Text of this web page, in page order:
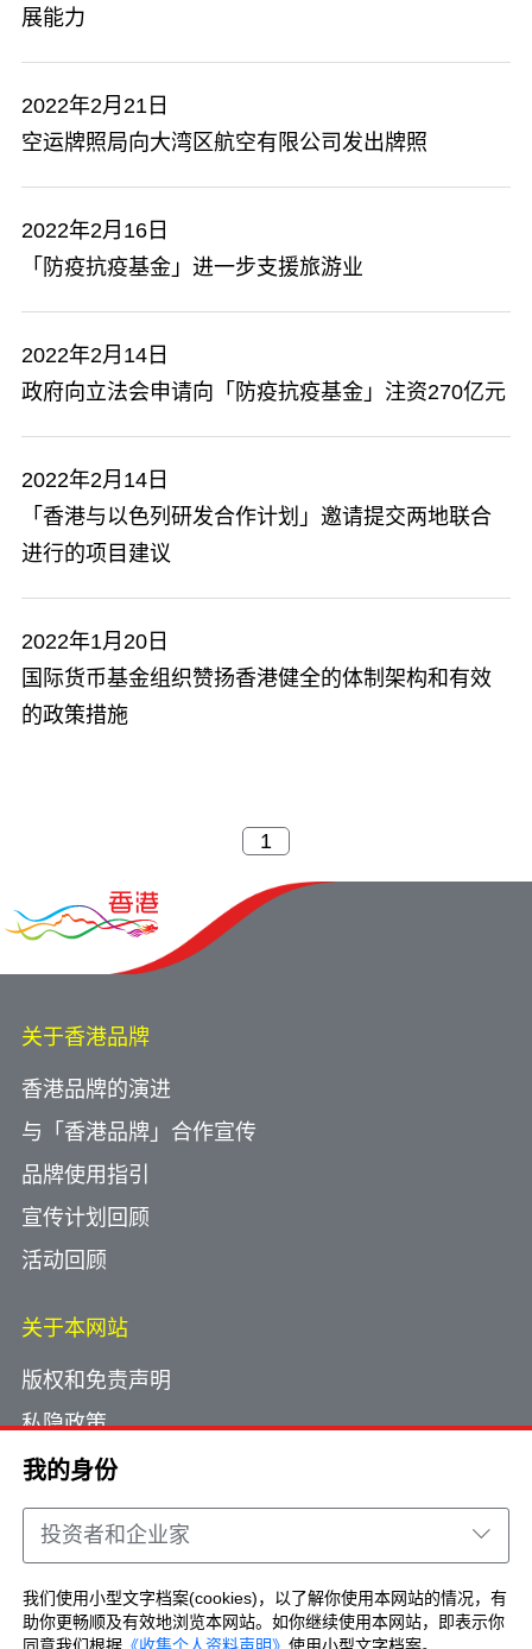
我的身份
投资者和企业家
我们使用小型文字档案(cookies)，以了解你使用本网站的情况，有
助你更畅顺及有效地浏览本网站。如你继续使用本网站，即表示你
展能力
2022年2月21日
空运牌照局向大湾区航空有限公司发出牌照
2022年2月16日
「防疫抗疫基金」进一步支援旅游业
2022年2月14日
政府向立法会申请向「防疫抗疫基金」注资270亿元
2022年2月14日
「香港与以色列研发合作计划」邀请提交两地联合
进行的项目建议
2022年1月20日
国际货币基金组织赞扬香港健全的体制架构和有效
的政策措施
关于香港品牌
香港品牌的演进
与「香港品牌」合作宣传
品牌使用指引
宣传计划回顾
活动回顾
关于本网站
版权和免责声明
私隐政策
使用小型文字档案
网页指南
联络我们
Copyright © Brand Hong Kong. All Rights